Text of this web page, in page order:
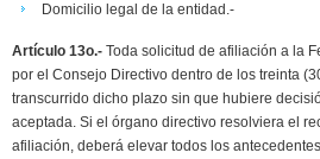
Domicilio legal de la entidad.-
Artículo 13o.- Toda solicitud de afiliación a la
por el Consejo Directivo dentro de los treinta
transcurrido dicho plazo sin que hubiere
aceptada. Si el órgano directivo resolviera el
afiliación, deberá elevar todos los